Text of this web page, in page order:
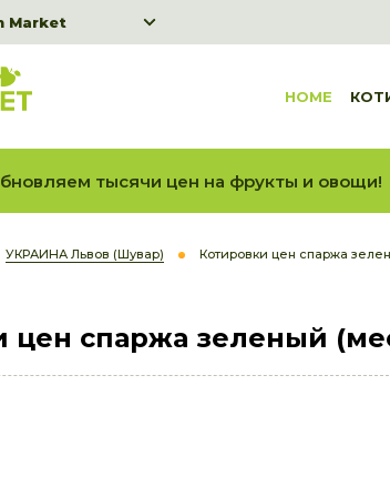
Market
Market event B2B
HOME
тысячи цен на фрукты и овощи!
УКРАИНА Львов (Шувар) Котировки цен спаржа
цен спаржа зеленый